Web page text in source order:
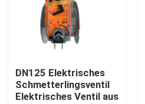
DN125 Elektrisches
Schmetterlingsventil
Elektrisches Ventil aus